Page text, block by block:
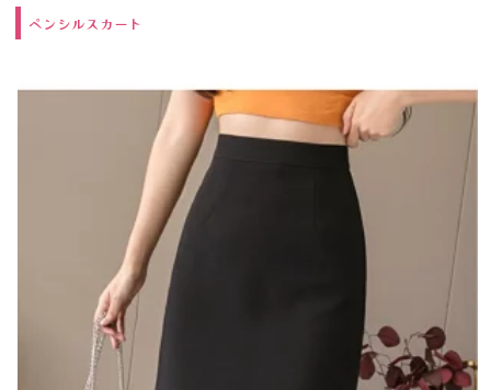
ペンシルスカート